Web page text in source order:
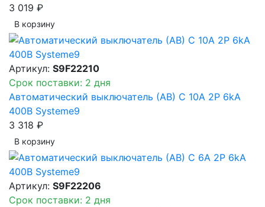
3 019 ₽
В корзинy
Артикул: S9F22210
Срок поставки: 2 дня
Автоматический выключатель (АВ) C 10A 2P 6kA
400В Systeme9
3 318 ₽
В корзинy
Артикул: S9F22206
Срок поставки: 2 дня